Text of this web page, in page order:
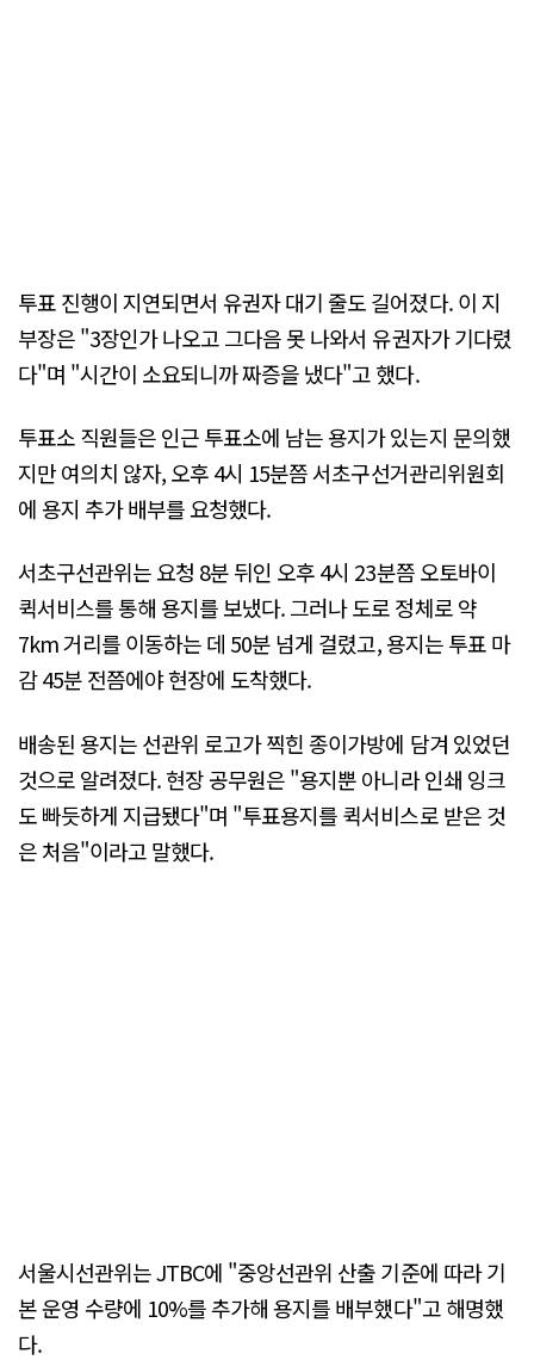
투표 진행이 지연되면서 유권자 대기 줄도 길어졌다. 이 지
부장은 "3장인가 나오고 그다음 못 나와서 유권자가 기다렸
다"며 "시간이 소요되니까 짜증을 냈다"고 했다.
투표소 직원들은 인근 투표소에 남는 용지가 있는지 문의했
지만 여의치 않자, 오후 4시 15분쯤 서초구선거관리위원회
에 용지 추가 배부를 요청했다.
서초구선관위는 요청 8분 뒤인 오후 4시 23분쯤 오토바이
퀵서비스를 통해 용지를 보냈다. 그러나 도로 정체로 약
7km 거리를 이동하는 데 50분 넘게 걸렸고, 용지는 투표 마
감 45분 전쯤에야 현장에 도착했다.
배송된 용지는 선관위 로고가 찍힌 종이가방에 담겨 있었던
것으로 알려졌다. 현장 공무원은 "용지뿐 아니라 인쇄 잉크
도 빠듯하게 지급됐다"며 "투표용지를 퀵서비스로 받은 것
은 처음"이라고 말했다.
서울시선관위는 JTBC에 "중앙선관위 산출 기준에 따라 기
본 운영 수량에 10%를 추가해 용지를 배부했다"고 해명했
다.